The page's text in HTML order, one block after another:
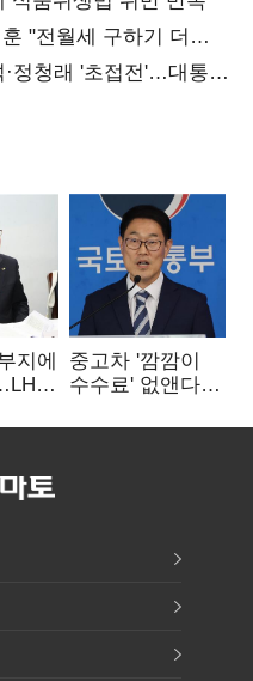
"전월세 구하기 더
정청래 '초접전'…대통령
지에
도
중고차 '깜깜이
수수료' 없앤다…
생기면 환불